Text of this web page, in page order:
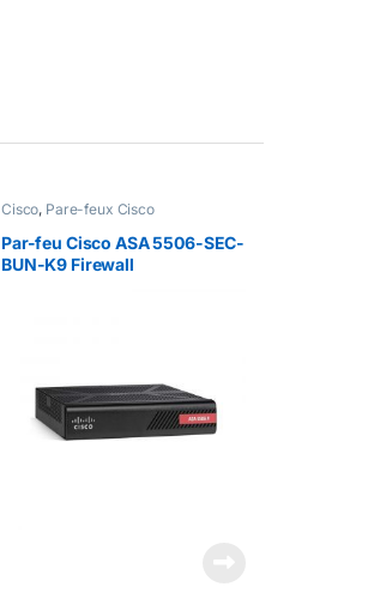
Cisco, Pare-feux Cisco
Par-feu Cisco ASA 5506-SEC-
BUN-K9 Firewall